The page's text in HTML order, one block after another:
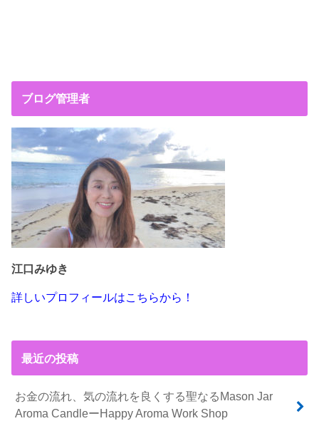
ブログ管理者
江口みゆき
詳しいプロフィールはこちらから！
最近の投稿
お金の流れ、気の流れを良くする聖なるMason Jar
Aroma CandleーHappy Aroma Work Shop